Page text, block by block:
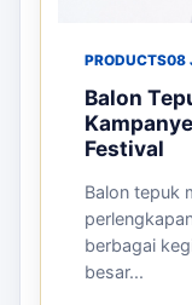
PRODUCTS08
Balon
Festival
Balon tepuk
berbagai
besar...